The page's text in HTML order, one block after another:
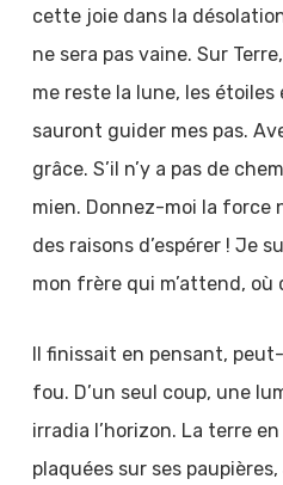
cette joie dans la
ne sera pas vaine. Sur
me reste la lune, les
sauront guider mes pas.
grâce. S’il n’y a pas de
mien. Donnez-moi la force
des raisons d’espérer ! Je
mon frère qui m’attend, où
Il finissait en pensant,
fou. D’un seul coup, une
irradia l’horizon. La terre
plaquées sur ses